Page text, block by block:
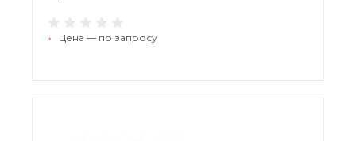
• Цена — по запросу